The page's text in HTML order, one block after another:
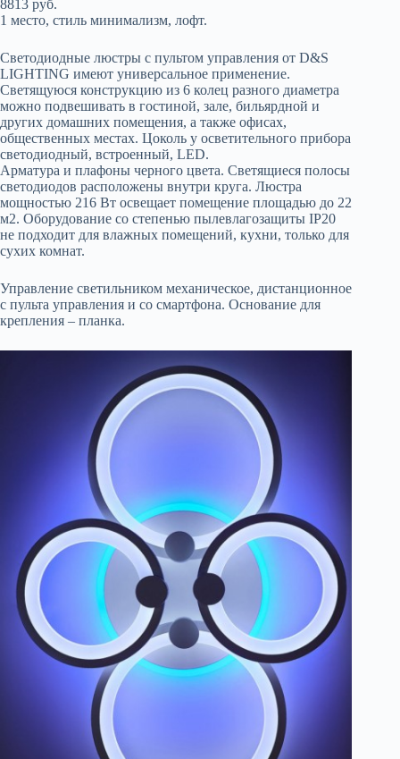
8813 руб.
1 место, стиль минимализм, лофт.
Светодиодные люстры с пультом управления от D&S
LIGHTING имеют универсальное применение.
Светящуюся конструкцию из 6 колец разного диаметра
можно подвешивать в гостиной, зале, бильярдной и
других домашних помещения, а также офисах,
общественных местах. Цоколь у осветительного прибора
светодиодный, встроенный, LED.
Арматура и плафоны черного цвета. Светящиеся полосы
светодиодов расположены внутри круга. Люстра
мощностью 216 Вт освещает помещение площадью до 22
м2. Оборудование со степенью пылевлагозащиты IP20
не подходит для влажных помещений, кухни, только для
сухих комнат.
Управление светильником механическое, дистанционное
с пульта управления и со смартфона. Основание для
крепления – планка.